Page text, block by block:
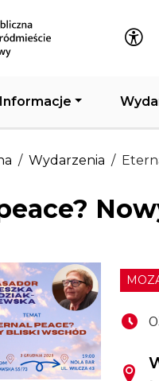
Informacje
Wydarzenia